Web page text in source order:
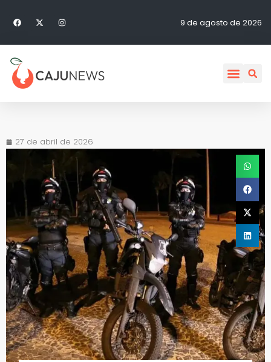
9 de agosto de 2026
27 de abril de 2026